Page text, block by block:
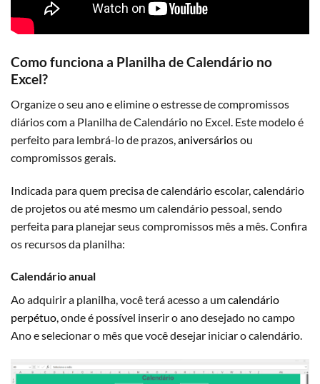
Como funciona a Planilha de Calendário no
Excel?
Organize o seu ano e elimine o estresse de compromissos
diários com a Planilha de Calendário no Excel. Este modelo é
perfeito para lembrá-lo de prazos,aniversáriosou
compromissos gerais.
Indicada para quem precisa de calendário escolar, calendário
de projetos ou até mesmo um calendário pessoal, sendo
perfeita para planejar seus compromissos mês a mês. Confira
os recursos da planilha:
Calendário anual
Ao adquirir a planilha, você terá acesso a umcalendário
perpétuo, onde é possível inserir o ano desejado no campo
Ano e selecionar o mês que você desejar iniciar o calendário.